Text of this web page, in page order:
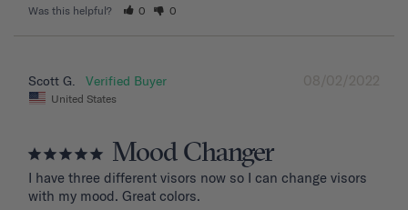
Was this helpful? 0 0
08/02/2022
Scott G.
United States
Mood Changer
I have three different visors now so I can change visors
with my mood. Great colors.